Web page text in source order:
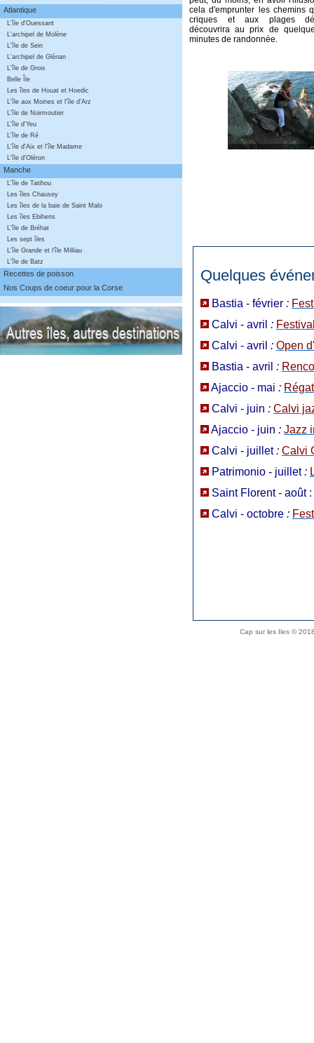
Atlantique
L'île d'Ouessant
L'archipel de Molène
L'île de Sein
L'archipel de Glénan
L'île de Groix
Belle Île
Les îles de Houat et Hoedic
L'île aux Moines et l'île d'Arz
L'île de Noirmoutier
L'île d'Yeu
L'île de Ré
L'île d'Aix et l'île Madame
L'île d'Oléron
Manche
L'île de Tatihou
Les îles Chausey
Les îles de la baie de Saint Malo
Les îles Ebihens
L'île de Bréhat
Les sept îles
L'île Grande et l'île Milliau
L'île de Batz
Recettes de poisson
Nos Coups de coeur pour la Corse
cela d'emprunter les chemins
criques et aux plages
découvrira au prix de
minutes de randonnée.
Quelques
Bastia - février :
Calvi - avril :
Calvi - avril : Open
Bastia - avril :
Ajaccio - mai :
Calvi - juin : Calvi
Ajaccio - juin : Jazz
Calvi - juillet: Calvi
Patrimonio - juillet:
Saint Florent - août :
Calvi - octobre :
Cap sur les Iles ©